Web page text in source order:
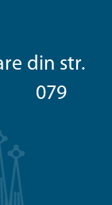
din str.
079